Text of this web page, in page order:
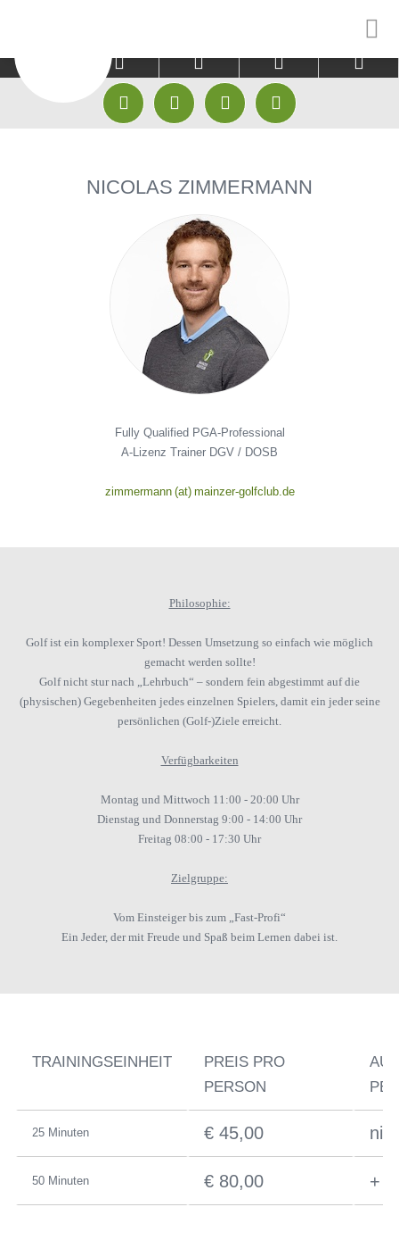

GOLFAKADEMIE
JUGEND
MANNSCHAFTEN
GOLFSHOP
FITTING CENTER CLUBFIXX
THE LEADING GOLF CLUBS
MITGLIED WERDEN
HOTEL KOOPERATIONEN
TRACKMAN RANGE
FITTING CENTER CLUBFIXX
   
NICOLAS ZIMMERMANN
Fully Qualified PGA-Professional
A-Lizenz Trainer DGV / DOSB
zimmermann (at) mainzer-golfclub.de
Philosophie:
Golf ist ein komplexer Sport! Dessen Umsetzung so einfach wie möglich
gemacht werden sollte!
Golf nicht stur nach „Lehrbuch“ – sondern fein abgestimmt auf die
(physischen) Gegebenheiten jedes einzelnen Spielers, damit ein jeder seine
persönlichen (Golf-)Ziele erreicht.
Verfügbarkeiten
Montag und Mittwoch 11:00 - 20:00 Uhr
Dienstag und Donnerstag 9:00 - 14:00 Uhr
Freitag 08:00 - 17:30 Uhr
Zielgruppe:
Vom Einsteiger bis zum „Fast-Profi“
Ein Jeder, der mit Freude und Spaß beim Lernen dabei ist.
TRAININGSEINHEIT
PREIS PRO
PERSON
25 Minuten € 45,00
50 Minuten € 80,00 +
   